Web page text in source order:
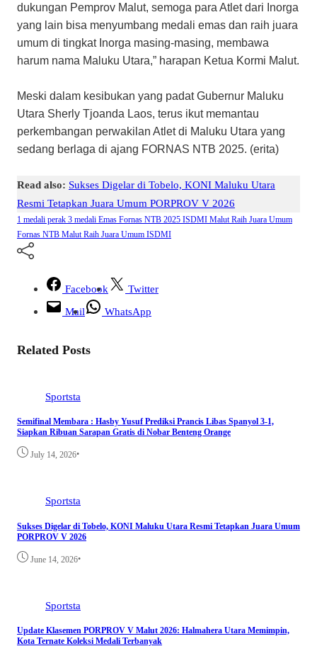
dukungan Pemprov Malut, semoga para Atlet dari Inorga
yang lain bisa menyumbang medali emas dan raih juara
umum di tingkat Inorga masing-masing, membawa
harum nama Maluku Utara,” harapan Ketua Kormi Malut.
Meski dalam kesibukan yang padat Gubernur Maluku
Utara Sherly Tjoanda Laos, terus ikut memantau
perkembangan perwakilan Atlet di Maluku Utara yang
sedang berlaga di ajang FORNAS NTB 2025. (erita)
Read also: Sukses Digelar di Tobelo, KONI Maluku Utara
Resmi Tetapkan Juara Umum PORPROV V 2026
1 medali perak 3 medali Emas Fornas NTB 2025 ISDMI Malut Raih Juara Umum
Fornas NTB Malut Raih Juara Umum ISDMI
Facebook
Twitter
Mail
WhatsApp
Related Posts
Sportsta
Semifinal Membara : Hasby Yusuf Prediksi Prancis Libas Spanyol 3-1,
Siapkan Ribuan Sarapan Gratis di Nobar Benteng Orange
July 14, 2026•
Sportsta
Sukses Digelar di Tobelo, KONI Maluku Utara Resmi Tetapkan Juara Umum
PORPROV V 2026
June 14, 2026•
Sportsta
Update Klasemen PORPROV V Malut 2026: Halmahera Utara Memimpin,
Kota Ternate Koleksi Medali Terbanyak